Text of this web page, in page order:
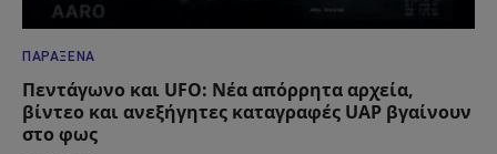
ΠΑΡΆΞΕΝΑ
Πεντάγωνο και UFO: Νέα απόρρητα αρχεία,
βίντεο και ανεξήγητες καταγραφές UAP βγαίνουν
στο φως